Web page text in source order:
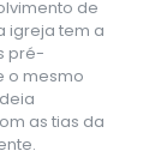
de
igreja tem a
pré-
o mesmo
as tias da